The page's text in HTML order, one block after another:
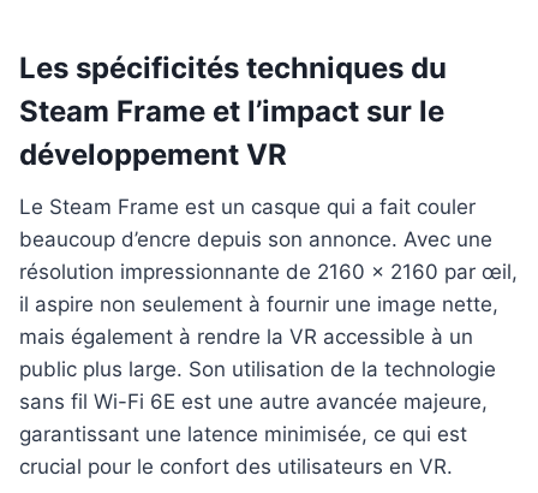
Les spécificités techniques du
Steam Frame et l’impact sur le
développement VR
Le Steam Frame est un casque qui a fait couler
beaucoup d’encre depuis son annonce. Avec une
résolution impressionnante de 2160 x 2160 par œil,
il aspire non seulement à fournir une image nette,
mais également à rendre la VR accessible à un
public plus large. Son utilisation de la technologie
sans fil Wi-Fi 6E est une autre avancée majeure,
garantissant une latence minimisée, ce qui est
crucial pour le confort des utilisateurs en VR.